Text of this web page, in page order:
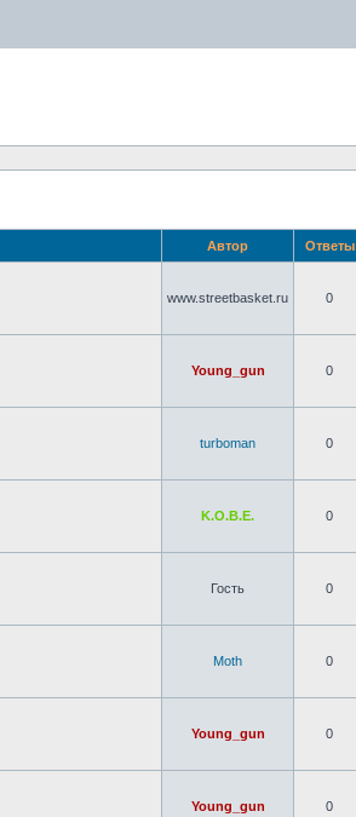
Автор Ответы
www.streetbasket.ru 0
Young_gun 0
turboman 0
K.O.B.E. 0
Гость 0
Moth 0
Young_gun 0
Young_gun 0